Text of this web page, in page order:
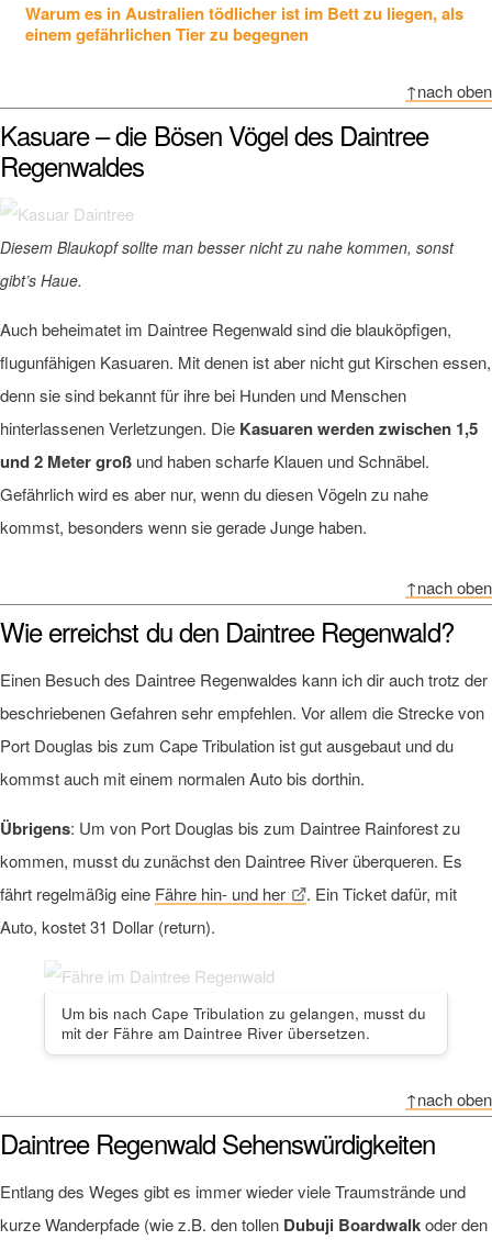
Warum es in Australien tödlicher ist im Bett zu liegen, als
einem gefährlichen Tier zu begegnen
↑nach oben
Kasuare – die Bösen Vögel des Daintree
Regenwaldes
Diesem Blaukopf sollte man besser nicht zu nahe kommen, sonst
gibt’s Haue.
Auch beheimatet im Daintree Regenwald sind die blauköpfigen,
flugunfähigen Kasuaren. Mit denen ist aber nicht gut Kirschen essen,
denn sie sind bekannt für ihre bei Hunden und Menschen
hinterlassenen Verletzungen. Die Kasuaren werden zwischen 1,5
und 2 Meter groß und haben scharfe Klauen und Schnäbel.
Gefährlich wird es aber nur, wenn du diesen Vögeln zu nahe
kommst, besonders wenn sie gerade Junge haben.
↑nach oben
Wie erreichst du den Daintree Regenwald?
Einen Besuch des Daintree Regenwaldes kann ich dir auch trotz der
beschriebenen Gefahren sehr empfehlen. Vor allem die Strecke von
Port Douglas bis zum Cape Tribulation ist gut ausgebaut und du
kommst auch mit einem normalen Auto bis dorthin.
Übrigens: Um von Port Douglas bis zum Daintree Rainforest zu
kommen, musst du zunächst den Daintree River überqueren. Es
fährt regelmäßig eine Fähre hin- und her
. Ein Ticket dafür, mit
Auto, kostet 31 Dollar (return).
Um bis nach Cape Tribulation zu gelangen, musst du
mit der Fähre am Daintree River übersetzen.
↑nach oben
Daintree Regenwald Sehenswürdigkeiten
Entlang des Weges gibt es immer wieder viele Traumstrände und
kurze Wanderpfade (wie z.B. den tollen Dubuji Boardwalkoder den